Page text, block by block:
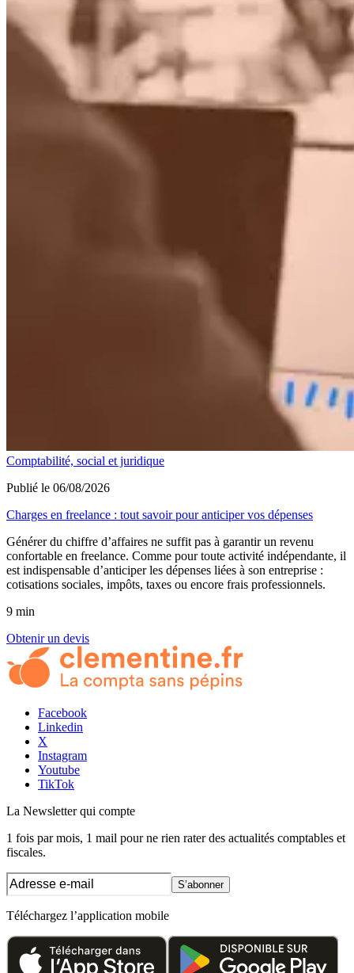
Comptabilité, social et juridique
Publié le 06/08/2026
Charges en freelance : tout savoir pour anticiper vos dépenses
Générer du chiffre d’affaires ne suffit pas à garantir un revenu
confortable en freelance. Comme pour toute activité indépendante, il
est indispensable d’anticiper les dépenses liées à son entreprise :
cotisations sociales, impôts, taxes ou encore frais professionnels.
9 min
Obtenir un devis
Facebook
Linkedin
X
Instagram
Youtube
TikTok
La Newsletterqui compte
1 fois par mois, 1 mail pour ne rien rater des actualités comptables et
fiscales.
S’abonner
Téléchargez l’application mobile